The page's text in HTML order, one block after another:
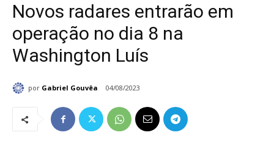
Novos radares entrarão em
operação no dia 8 na
Washington Luís
por Gabriel Gouvêa 04/08/2023